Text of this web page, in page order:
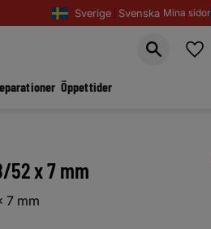
Sverige Svenska Mina sidor
Öppettider
52 x 7 mm
7 mm